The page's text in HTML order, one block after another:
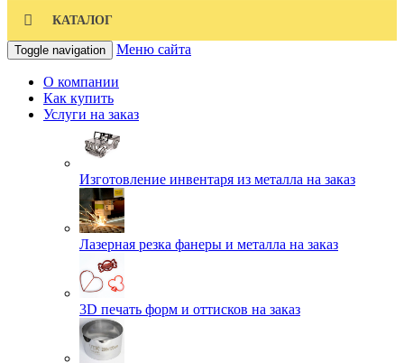
КАТАЛОГ
Toggle navigation Меню сайта
О компании
Как купить
Услуги на заказ
Изготовление инвентаря из металла на заказ
Лазерная резка фанеры и металла на заказ
3D печать форм и оттисков на заказ